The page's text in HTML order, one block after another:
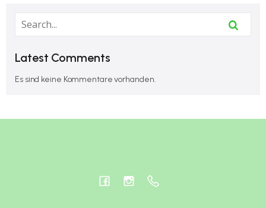
Latest Comments
Es sind keine Kommentare vorhanden.